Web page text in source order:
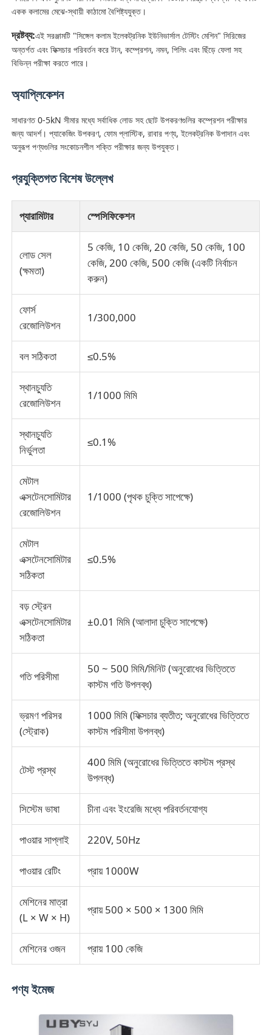
কারখানা ভ্রমণ
উদ্ধৃতির জন্য আবেদন
ল্যাব টেস্টিং ইকুইপমেন্ট
ইউনিভার্সাল টেস্টিং মেশিন
ইমপ্যাক্ট টেস্টিং মেশিন
ঘর্ষণ পরীক্ষার যন্ত্র
রাবার পরীক্ষার সরঞ্জাম
পাদুকা পরীক্ষার সরঞ্জাম
নির্মাণ সামগ্রী পরীক্ষার সরঞ্জাম
প্যাকেজিং পরীক্ষা সরঞ্জাম
ফ্যাব্রিক টেস্টিং মেশিন
তাপমাত্রা এবং আর্দ্রতা নিয়ন্ত্রক
কঠোরতা পরীক্ষক
একক কলামের মেঝে-স্থায়ী কাঠামো বৈশিষ্ট্যযুক্ত।
দ্রষ্টব্য:এই সরঞ্জামটি "সিঙ্গেল কলাম ইলেকট্রনিক ইউনিভার্সাল টেস্টিং মেশিন" সিরিজের
অন্তর্গত এবং ফিক্সচার পরিবর্তন করে টান, কম্প্রেশন, নমন, পিলিং এবং ছিঁড়ে ফেলা সহ
বিভিন্ন পরীক্ষা করতে পারে।
অ্যাপ্লিকেশন
সাধারণত 0-5kN সীমার মধ্যে সর্বাধিক লোড সহ ছোট উপকরণগুলির কম্প্রেশন পরীক্ষার
জন্য আদর্শ। প্যাকেজিং উপকরণ, ফোম প্লাস্টিক, রাবার পণ্য, ইলেকট্রনিক উপাদান এবং
অনুরূপ পণ্যগুলির সংকোচনশীল শক্তি পরীক্ষার জন্য উপযুক্ত।
প্রযুক্তিগত বিশেষ উল্লেখ
প্যারামিটার স্পেসিফিকেশন
লোড সেল
(ক্ষমতা)
5 কেজি, 10 কেজি, 20 কেজি, 50 কেজি, 100
কেজি, 200 কেজি, 500 কেজি (একটি নির্বাচন
করুন)
ফোর্স
রেজোলিউশন
1/300,000
বল সঠিকতা ≤0.5%
স্থানচ্যুতি
রেজোলিউশন
1/1000 মিমি
স্থানচ্যুতি
নির্ভুলতা
≤0.1%
মেটাল
এক্সটেনসোমিটার
রেজোলিউশন
1/1000 (পৃথক চুক্তি সাপেক্ষে)
মেটাল
এক্সটেনসোমিটার
সঠিকতা
≤0.5%
বড় স্ট্রেন
এক্সটেনসোমিটার
সঠিকতা
±0.01 মিমি (আলাদা চুক্তি সাপেক্ষে)
গতি পরিসীমা
50 ~ 500 মিমি/মিনিট (অনুরোধের ভিত্তিতে
কাস্টম গতি উপলব্ধ)
ভ্রমণ পরিসর
(স্ট্রোক)
1000 মিমি (ফিক্সচার ব্যতীত; অনুরোধের ভিত্তিতে
কাস্টম পরিসীমা উপলব্ধ)
টেস্ট প্রস্থ
400 মিমি (অনুরোধের ভিত্তিতে কাস্টম প্রস্থ
উপলব্ধ)
সিস্টেম ভাষা চীনা এবং ইংরেজি মধ্যে পরিবর্তনযোগ্য
পাওয়ার সাপ্লাই 220V, 50Hz
পাওয়ার রেটিং প্রায় 1000W
মেশিনের মাত্রা
(L × W × H)
প্রায় 500 × 500 × 1300 মিমি
মেশিনের ওজন প্রায় 100 কেজি
পণ্য ইমেজ